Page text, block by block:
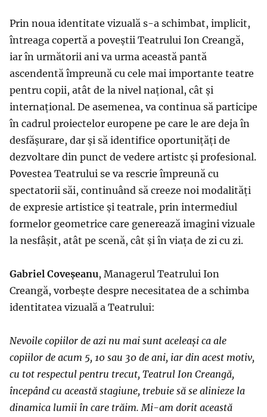
Prin noua identitate vizuală s-a schimbat, implicit,
întreaga copertă a poveștii Teatrului Ion Creangă,
iar în următorii ani va urma această pantă
ascendentă împreună cu cele mai importante teatre
pentru copii, atât de la nivel național, cât și
internațional. De asemenea, va continua să participe
în cadrul proiectelor europene pe care le are deja în
desfășurare, dar și să identifice oportunițăți de
dezvoltare din punct de vedere artistc și profesional.
Povestea Teatrului se va rescrie împreună cu
spectatorii săi, continuând să creeze noi modalități
de expresie artistice și teatrale, prin intermediul
formelor geometrice care generează imagini vizuale
la nesfâșit, atât pe scenă, cât și în viața de zi cu zi.
Gabriel Coveșeanu, Managerul Teatrului Ion
Creangă, vorbește despre necesitatea de a schimba
identitatea vizuală a Teatrului:
Nevoile copiilor de azi nu mai sunt aceleași ca ale
copiilor de acum 5, 10 sau 30 de ani, iar din acest motiv,
cu tot respectul pentru trecut, Teatrul Ion Creangă,
începând cu această stagiune, trebuie să se alinieze la
dinamica lumii în care trăim. Mi-am dorit această